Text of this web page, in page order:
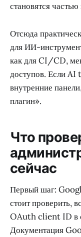
становятся
Отсюда
для ИИ-
как для CI/CD,
доступов. Если AI
внутренние
плагин».
Что
сейчас
Первый шаг:
стоит проверить,
OAuth client ID в
Документация